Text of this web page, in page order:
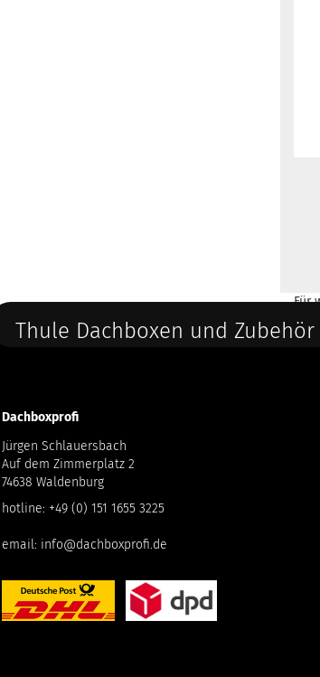
Für
Thule Dachboxen und
Dachboxprofi
Jürgen Schlauersbach
Auf dem Zimmerplatz 2
74638 Waldenburg
hotline: +49 (0) 151 1655 3225
email: info@dachboxprofi.de